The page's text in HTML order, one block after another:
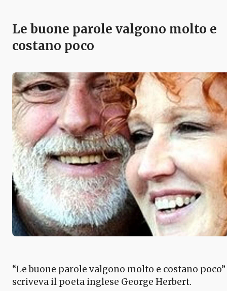
Le buone parole valgono molto e
costano poco
“Le buone parole valgono molto e costano poco”
scriveva il poeta inglese George Herbert.